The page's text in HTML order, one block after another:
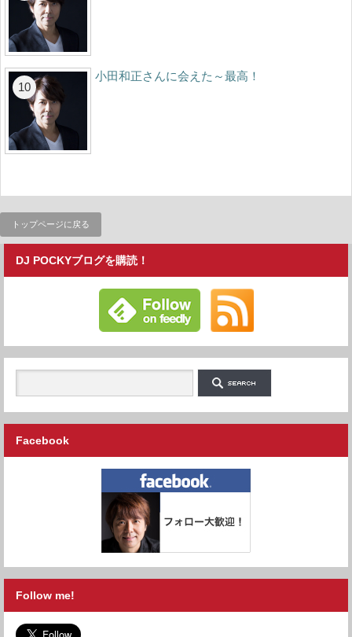
小田和正さんに会えた～最高！
トップページに戻る
DJ POCKYブログを購読！
Facebook
Follow me!